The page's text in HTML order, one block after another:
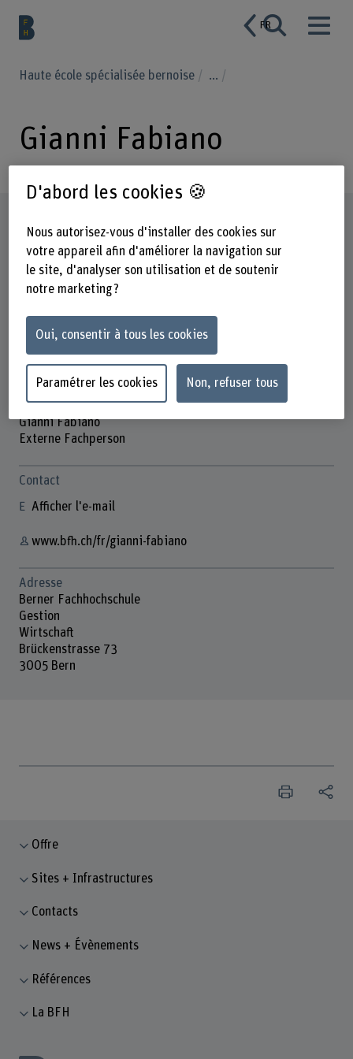
FR
Haute école spécialisée bernoise ...
Gianni Fabiano
Gianni Fabiano
Externe Fachperson
Contact
Afficher l'e-mail
www.bfh.ch/fr/gianni-fabiano
Adresse
Berner Fachhochschule
Gestion
Wirtschaft
Brückenstrasse 73
3005 Bern
Offre
Sites + Infrastructures
Contacts
News + Évènements
Références
La BFH
D'abord les cookies 🍪
Nous autorisez-vous d'installer des cookies sur
votre appareil afin d'améliorer la navigation sur
le site, d'analyser son utilisation et de soutenir
notre marketing ?
Oui, consentir à tous les cookies
Paramétrer les cookies Non, refuser tous